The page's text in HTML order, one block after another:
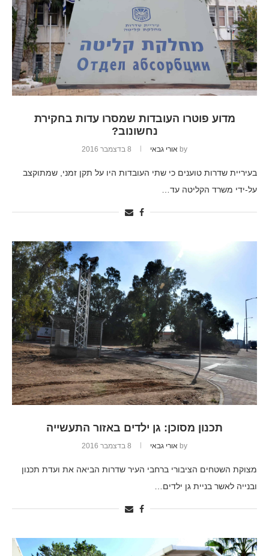
מדוע פוטרו העובדות שמסרו עדות בחקירת
נחשונוב?
by אורי גבאי 8 בדצמבר 2016
בעיריית שדרות טוענים כי שתי העובדות היו על תקן זמני, שמתוקצב
על-ידי משרד הקליטה עד…
תכנון מסוכן: גן ילדים באזור התעשייה
by אורי גבאי 8 בדצמבר 2016
מצוקת השטחים הציבורי ברחבי העיר שדרות הביאה את ועדת תכנון
ובנייה לאשר בניית גן ילדים…